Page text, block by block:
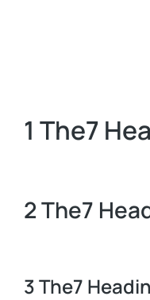
1 The7
2 The7
3 The7